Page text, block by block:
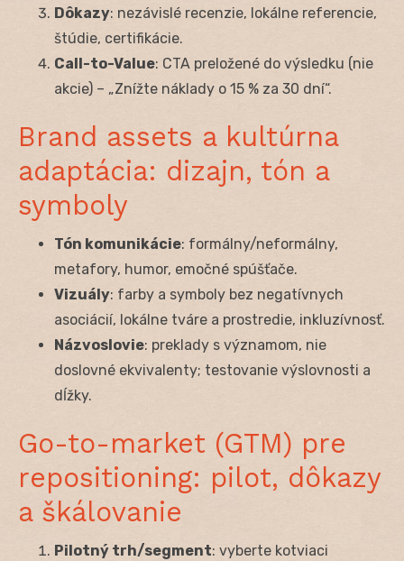
Dôkazy: nezávislé recenzie, lokálne referencie,
štúdie, certifikácie.
Call-to-Value: CTA preložené do výsledku (nie
akcie) – „Znížte náklady o 15 % za 30 dní“.
Brand assets a kultúrna
adaptácia: dizajn, tón a
symboly
Tón komunikácie: formálny/neformálny,
metafory, humor, emočné spúšťače.
Vizuály: farby a symboly bez negatívnych
asociácií, lokálne tváre a prostredie, inkluzívnosť.
Názvoslovie: preklady s významom, nie
doslovné ekvivalenty; testovanie výslovnosti a
dĺžky.
Go-to-market (GTM) pre
repositioning: pilot, dôkazy
a škálovanie
Pilotný trh/segment: vyberte kotviaci